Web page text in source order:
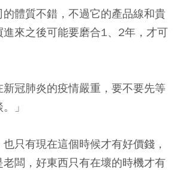
體質不錯，不過它的產品線和貴
來之後可能要磨合1、2年，才可
冠肺炎的疫情嚴重，要不要先等
」
只有現在這個時候才有好價錢，
闆，好東西只有在壞的時機才有